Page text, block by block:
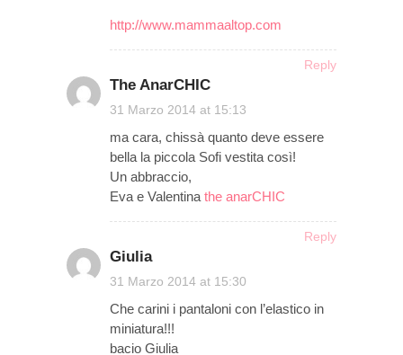
http://www.mammaaltop.com
Reply
The AnarCHIC
31 Marzo 2014 at 15:13
ma cara, chissà quanto deve essere
bella la piccola Sofi vestita così!
Un abbraccio,
Eva e Valentina the anarCHIC
Reply
Giulia
31 Marzo 2014 at 15:30
Che carini i pantaloni con l’elastico in
miniatura!!!
bacio Giulia